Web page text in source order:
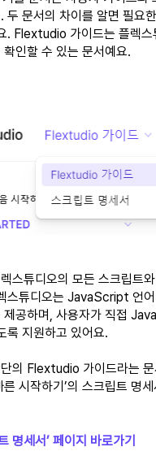
두 문서의 차이를 알면 필요
. Flextudio 가이드는 플렉스
인할 수 있는 문서예요.
스튜디오의 모든 스크립트
스튜디오는 JavaScript 언
제공하며, 사용자가 직접
록 지원하고 있어요.
의 Flextudio 가이드라는
른 시작하기’의 스크립트 명
명세서’ 페이지 바로가기